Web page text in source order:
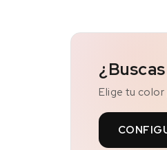
Elige tu